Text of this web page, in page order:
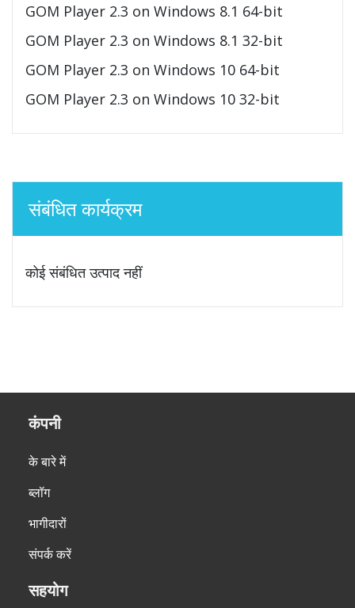
GOM Player 2.3 on Windows 8.1 64-bit
GOM Player 2.3 on Windows 8.1 32-bit
GOM Player 2.3 on Windows 10 64-bit
GOM Player 2.3 on Windows 10 32-bit
संबंधित कार्यक्रम
कोई संबंधित उत्पाद नहीं
कंपनी
के बारे में
ब्लॉग
भागीदारों
संपर्क करें
सहयोग